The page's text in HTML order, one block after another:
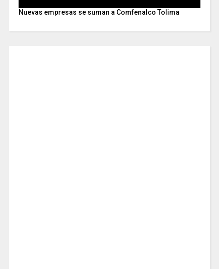
Nuevas empresas se suman a Comfenalco Tolima